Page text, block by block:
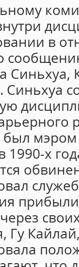
в
Синьхуа,
Синьхуа
был
х
Гу